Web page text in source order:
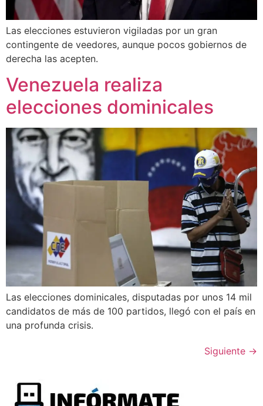
Las elecciones estuvieron vigiladas por un gran
contingente de veedores, aunque pocos gobiernos de
derecha las acepten.
Venezuela realiza
elecciones dominicales
Las elecciones dominicales, disputadas por unos 14 mil
candidatos de más de 100 partidos, llegó con el país en
una profunda crisis.
Siguiente →